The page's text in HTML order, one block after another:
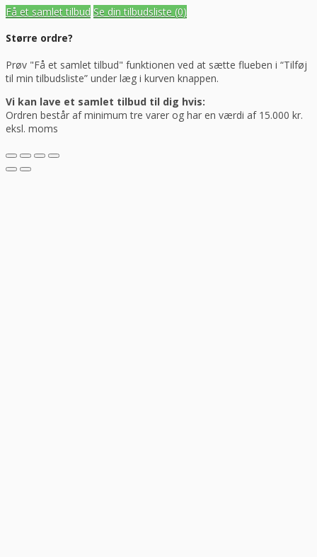
Få et samlet tilbud Se din tilbudsliste (0)
Større ordre?
Prøv "Få et samlet tilbud" funktionen ved at sætte flueben i “Tilføj
til min tilbudsliste” under læg i kurven knappen.
Vi kan lave et samlet tilbud til dig hvis:
Ordren består af minimum tre varer og har en værdi af 15.000 kr.
eksl. moms